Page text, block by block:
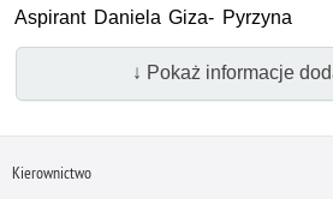
Aspirant Daniela Giza- Pyrzyna
↓ Pokaż informacje
Kierownictwo